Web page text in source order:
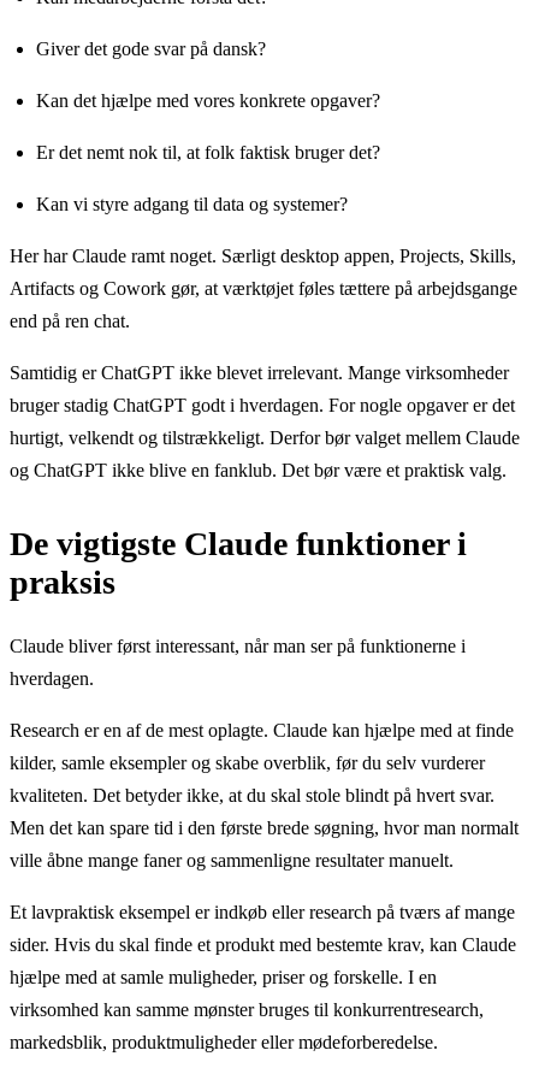
Giver det gode svar på dansk?
Kan det hjælpe med vores konkrete opgaver?
Er det nemt nok til, at folk faktisk bruger det?
Kan vi styre adgang til data og systemer?
Her har Claude ramt noget. Særligt desktop appen, Projects, Skills,
Artifacts og Cowork gør, at værktøjet føles tættere på arbejdsgange
end på ren chat.
Samtidig er ChatGPT ikke blevet irrelevant. Mange virksomheder
bruger stadig ChatGPT godt i hverdagen. For nogle opgaver er det
hurtigt, velkendt og tilstrækkeligt. Derfor bør valget mellem Claude
og ChatGPT ikke blive en fanklub. Det bør være et praktisk valg.
De vigtigste Claude funktioner i
praksis
Claude bliver først interessant, når man ser på funktionerne i
hverdagen.
Research er en af de mest oplagte. Claude kan hjælpe med at finde
kilder, samle eksempler og skabe overblik, før du selv vurderer
kvaliteten. Det betyder ikke, at du skal stole blindt på hvert svar.
Men det kan spare tid i den første brede søgning, hvor man normalt
ville åbne mange faner og sammenligne resultater manuelt.
Et lavpraktisk eksempel er indkøb eller research på tværs af mange
sider. Hvis du skal finde et produkt med bestemte krav, kan Claude
hjælpe med at samle muligheder, priser og forskelle. I en
virksomhed kan samme mønster bruges til konkurrentresearch,
markedsblik, produktmuligheder eller mødeforberedelse.